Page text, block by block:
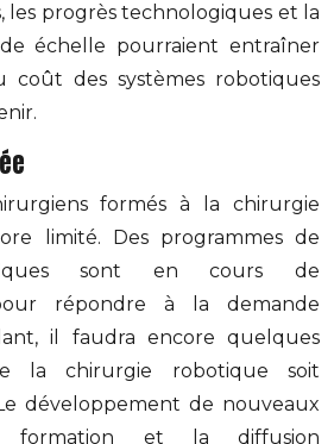
les progrès technologiques et la
échelle pourraient entraîner
coût des systèmes robotiques
formés à la chirurgie
limité. Des programmes de
sont en cours de
répondre à la demande
il faudra encore quelques
la chirurgie robotique soit
développement de nouveaux
formation et la diffusion